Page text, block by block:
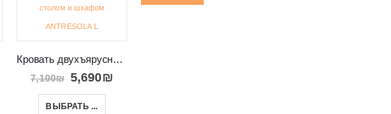
Кровать двухъярусная со столом и шкафом ANTRESOLA L
7,100₪ 5,690₪
ВЫБРАТЬ ...